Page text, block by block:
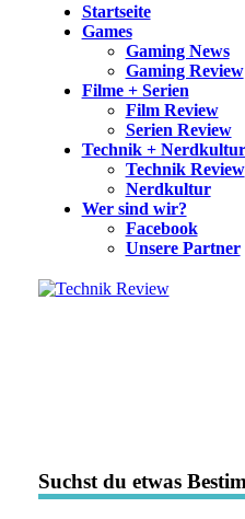
Startseite
Games
Gaming News
Gaming Review
Filme + Serien
Film Review
Serien Review
Technik + Nerdkultur
Technik Review
Nerdkultur
Wer sind wir?
Facebook
Unsere Partner
Suchst du etwas